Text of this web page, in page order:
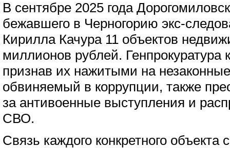
В сентябре 2025 года
бежавшего в Черногорию экс-
Кирилла Качура 11 объектов
миллионов рублей. Генпрокуратура
признав их нажитыми на
обвиняемый в коррупции, также
за антивоенные выступления и
СВО.
Связь каждого конкретного